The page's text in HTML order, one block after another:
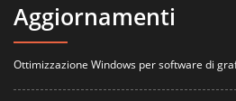
Aggiornamenti
Ottimizzazione Windows per software di